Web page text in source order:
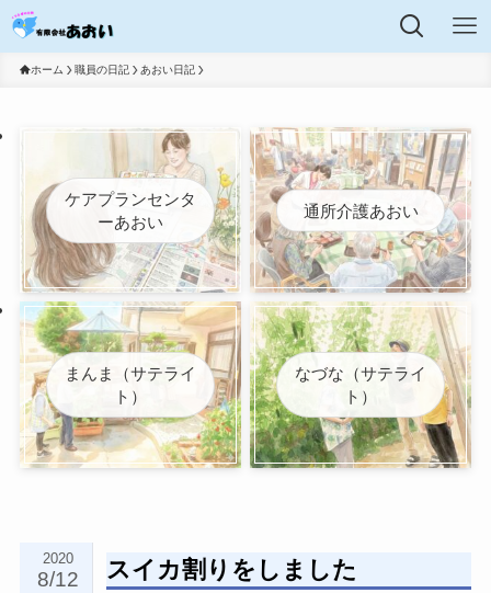
ホーム 職員の日記 あおい日記
ケアプランセンタ
ーあおい
通所介護あおい
まんま（サテライ
ト）
なづな（サテライ
ト）
スイカ割りをしました
2020
8/12